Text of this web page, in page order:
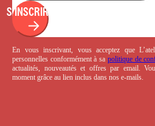
S'INSCRIRE
En vous inscrivant, vous acceptez que
personnelles conformément à sa politique de
actualités, nouveautés et offres par email.
moment grâce au lien inclus dans nos e-mails.